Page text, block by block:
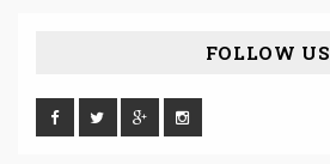
FOLLOW US